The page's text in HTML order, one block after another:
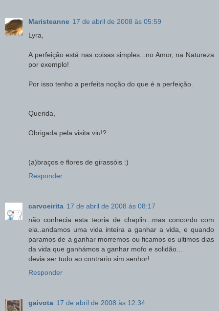
Maristeanne 17 de abril de 2008 às 05:59
Lyra,
A perfeição está nas coisas simples...no Amor, na Natureza
por exemplo!
Por isso tenho a perfeita noção do que é a perfeição.
Querida,
Obrigada pela visita viu!?
(a)braços e flores de girassóis :)
Responder
carvoeirita 17 de abril de 2008 às 08:17
não conhecia esta teoria de chaplin...mas concordo com
ela..andamos uma vida inteira a ganhar a vida, e quando
paramos de a ganhar morremos ou ficamos os ultimos dias
da vida que ganhámos a ganhar mofo e solidão...
devia ser tudo ao contrario sim senhor!
Responder
gaivota 17 de abril de 2008 às 12:34